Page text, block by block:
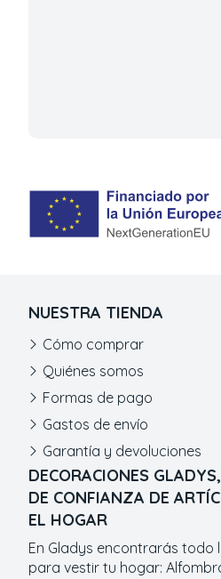
DECORACIONES
DE CONFIANZA DE
EL HOGAR
En Gladys encontrarás todo
para vestir tu hogar:
NUESTRA TIENDA
Cómo comprar
Quiénes somos
Formas de pago
Gastos de envío
Garantía y devoluciones